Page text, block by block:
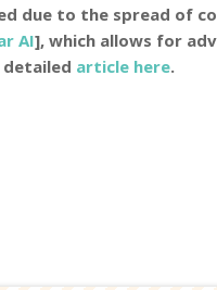
due to the spread of
AI], which allows for
detailed article here.